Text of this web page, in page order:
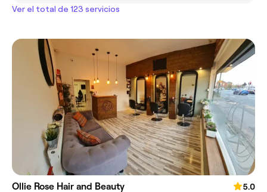
Ver el total de 123 servicios
Ollie Rose Hair and Beauty
5.0